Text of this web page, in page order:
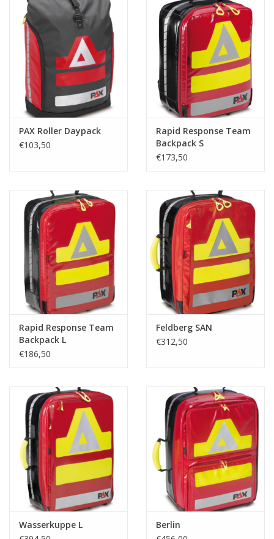
PAX Roller Daypack
€103,50
Rapid Response Team
Backpack S
€173,50
Rapid Response Team
Backpack L
€186,50
Feldberg SAN
€312,50
Wasserkuppe L
Berlin